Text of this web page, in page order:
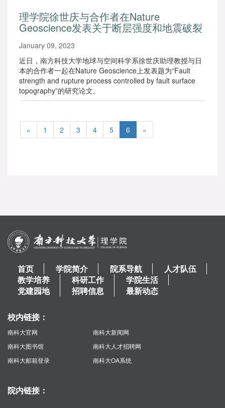
理学院徐世庆与合作者在Nature
Geoscience发表关于断层强度和地震破裂
January 09, 2023
近日，南方科技大学地球与空间科学系徐世庆助理教授与日
本的合作者一起在Nature Geoscience上发表题为“Fault
strength and rupture process controlled by fault surface
topography”的研究论文。
« 1 2 3 4 5 6 »
首页 学院简介 院系导航
人才队伍
教学培养
科研工作
学院生活
党建园地
招聘信息 最新动态
校内链接：
南科大官网
南科大新闻网
南科大图书馆
南科大人才招聘网
南科大邮箱登录
南科大OA系统
院内链接：